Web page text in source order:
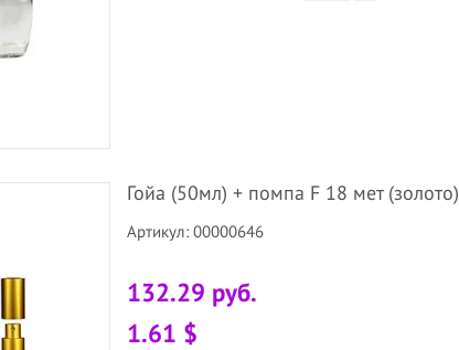
Гойа (50мл) + помпа F 18 мет (золото)
Артикул: 00000646
132.29 руб.
1.61 $